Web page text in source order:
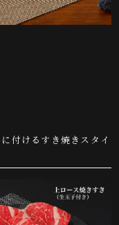
付けるすき焼きスタイ